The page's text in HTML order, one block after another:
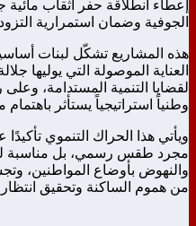
إعطاء انطلاقة حفر أثقاب مائية
الجوفية وضمان استمرارية
هذه المشاريع تشكّل لبنات
العناية الموصولة التي يوليها
لقضايا التنمية المستدامة،
وطنياً استراتيجياً يستأثر
ويأتي هذا الحراك التنموي
مجرد طقس رسمي، بل مناسبة
والنهوض بأوضاع المواطنين،
من هموم الساكنة وتحقيق